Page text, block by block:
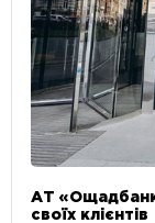
АТ
своїх клієнтів